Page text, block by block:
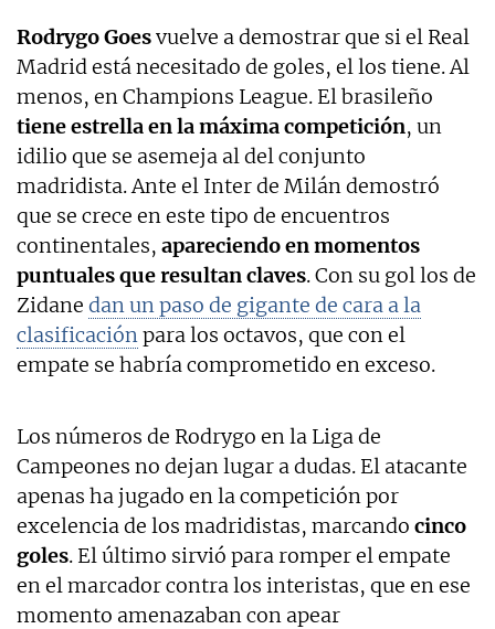
Rodrygo Goesvuelve a demostrar que si el Real
Madrid está necesitado de goles, el los tiene. Al
menos, en Champions League. El brasileño
tiene estrella en la máxima competición, un
idilio que se asemeja al del conjunto
madridista. Ante el Inter de Milán demostró
que se crece en este tipo de encuentros
continentales, apareciendo en momentos
puntuales que resultan claves. Con su gol los de
Zidane dan un paso de gigante de cara a la
clasificaciónpara los octavos, que con el
empate se habría comprometido en exceso.
Los números de Rodrygo en la Liga de
Campeones no dejan lugar a dudas. El atacante
apenas ha jugado en la competición por
excelencia de los madridistas, marcando cinco
goles. El último sirvió para romper el empate
en el marcador contra los interistas, que en ese
momento amenazaban con apear